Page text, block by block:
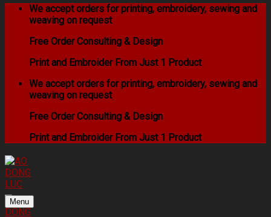
We accept orders for printing, embroidery, sewing and
weaving on request
Free Order Consulting & Design
Print and Embroider From Just 1 Product
We accept orders for printing, embroidery, sewing and
weaving on request
Free Order Consulting & Design
Print and Embroider From Just 1 Product
Menu